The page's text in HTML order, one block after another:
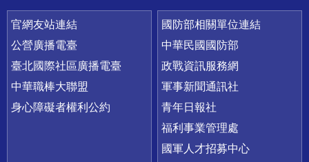
官網友站連結
公營廣播電臺
臺北國際社區廣播電臺
中華職棒大聯盟
身心障礙者權利公約
國防部相關單位連結
中華民國國防部
政戰資訊服務網
軍事新聞通訊社
青年日報社
福利事業管理處
國軍人才招募中心